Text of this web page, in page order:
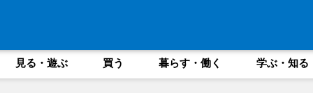
見る・遊ぶ 買う 暮らす・働く 学ぶ・知る